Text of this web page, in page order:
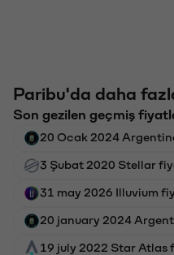
Paribu'da daha
Son gezilen geçmiş
20 Ocak 2024
3 Şubat 2020 Stellar
31 may 2026 Illuvium
20 january 2024
19 july 2022 Star Atlas